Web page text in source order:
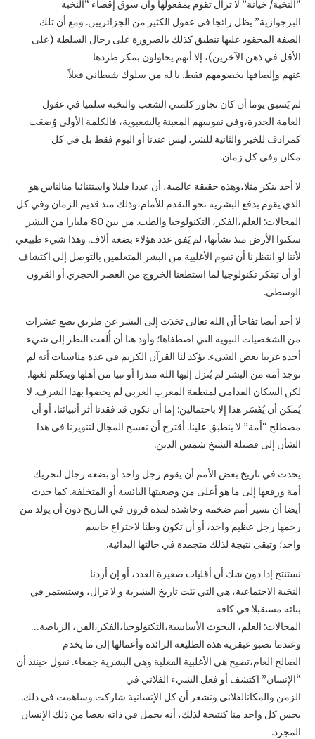
“النخبة/ خيانة” لا تزال تقوم بمفعولها وأن سوق إقصاء “النخبة
البرجوازية” يظل رائجا في عقول الكثير من الجزائريين. ومع أن تلك
الصفة المحقود عليها تنطبق كذلك بالضرورة على رجال السلطة (على
الأقل في ذهن الآخرين)، إلا أنهم يحاولون بمكر طردها
عنهم وإلصاقها بخصومهم فقط. يا له من سلوك شيطاني فعلاً.
لم يَسبق يوما أن كان تجاور كلمتي الشعب والنخبة سلميا في عقول
العامة الحذرة،وفي نفوسهم المعبئة بالشعبوية، فالكلمة الأولى وُضعَت
كمرادف للخير والثانية للشر، ليس عندنا أو اليوم فقط بل في كل
مكان وفي كل زمان.
لا أحد ينكر مثلا،وهذه حقيقة عالمية، أن عددا قليلا واستثنائيا منالناس هو
الذي يقوم بدفع البشرية نحو التقدم للأمام،وذلك منذ قديم الزمان وفي كل
المجالات: العلم،الفكر، التكنولوجيا والطب. من بين 80 مليارا من البشر
سكنوا الأرض منذ نشأتها، لم يَفق عدد هؤلاء بضعة ألاف. وهذا شيء طبيعي
لأننا لو انتظرنا أن تقوم الأغلبية من البشر المتعلمين بالتوصل إلى اكتشاف
أو أن تبتكر تكنولوجيا لما استطعنا الخروج من العصر الحجري أو القرون
الوسطى.
لا أحد أيضا تفاجأ أن الله تعالى تَحَدَث إلى البشر عن طريق بضع عشرات
من الشخصيات النبوية التي اصطفاها؛ وأود هنا أن أُلفت النظر إلى شيء
أجده غريبا بعض الشيء. يؤكد لنا القرآن الكريم في عدة مناسبات أنه لم
توجد أمة من البشر لم يُنزل إليها الله منذرا أو نبيا من أهلها ويتكلم لغتها.
لكن السكان القدامى لمنطقة المغرب العربي لم يحضوا بهذا الشرف. لا
يُمكن أن يُفَسَر هذا إلا باحتمالين: إما أن نكون قد فقدنا أثر أنبيائنا، أو أن
مصطلح “أمة” لا ينطبق علينا. أقترح أن نفسح المجال لتنويرنا في هذا
الشأن إلى فضيلة الشيخ شمس الدين.
يحدث في تاريخ بعض الأمم أن يقوم رجل واحد أو بضعة رجال لتحريك
أمة ورفعها إلى ما هو أعلى من وضعيتها البائسة أو المتخلفة. كما حدث
أيضا أن تسير أمم ضخمة وحاشدة لمدة قرون في التاريخ دون أن يولد من
رحمها رجل عظيم واحد، أو أن تكون وطنا لاختراع حاسم
واحد؛ وتبقى نتيجة لذلك متجمدة في حالتها البدائية.
نستنتج إذا دون شك أن أقليات صغيرة العدد، أو إن أردنا
النخبة الاجتماعية، هي التي بَنَت تاريخ البشرية و لا تزال، وستستمر في
بنائه مستقبلا في كافة
المجالات: العلم، البحوث الأساسية،التكنولوجيا،الفكر،الفن، الرياضة…
وعندما تصبو عبقرية هذه الطليعة الرائدة وأعمالها إلى ما يخدم
الصالح العام،تصبح هي الأغلبية الفعلية وهي البشرية جمعاء. نقول حينئذ أن
“الإنسان” اكتشف أو فعل الشيء الفلاني في
الزمن والمكانالفلاني ونشعر أن كل الإنسانية شاركت وساهمت في ذلك.
يحس كل واحد منا كنتيجة لذلك، أنه يحمل في ذاته بعضا من ذلك الإنسان
المجرد.